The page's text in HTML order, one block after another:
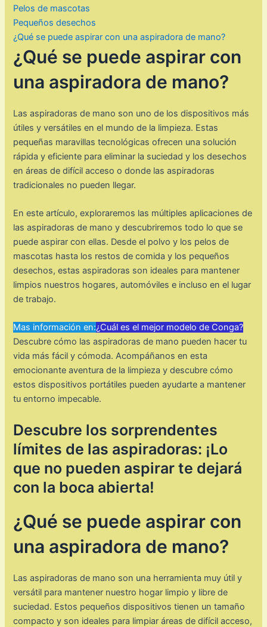
Pelos de mascotas
Pequeños desechos
¿Qué se puede aspirar con una aspiradora de mano?
¿Qué se puede aspirar con
una aspiradora de mano?
Las aspiradoras de mano son uno de los dispositivos más
útiles y versátiles en el mundo de la limpieza. Estas
pequeñas maravillas tecnológicas ofrecen una solución
rápida y eficiente para eliminar la suciedad y los desechos
en áreas de difícil acceso o donde las aspiradoras
tradicionales no pueden llegar.
En este artículo, exploraremos las múltiples aplicaciones de
las aspiradoras de mano y descubriremos todo lo que se
puede aspirar con ellas. Desde el polvo y los pelos de
mascotas hasta los restos de comida y los pequeños
desechos, estas aspiradoras son ideales para mantener
limpios nuestros hogares, automóviles e incluso en el lugar
de trabajo.
Mas información en:¿Cuál es el mejor modelo de Conga?
Descubre cómo las aspiradoras de mano pueden hacer tu
vida más fácil y cómoda. Acompáñanos en esta
emocionante aventura de la limpieza y descubre cómo
estos dispositivos portátiles pueden ayudarte a mantener
tu entorno impecable.
Descubre los sorprendentes
límites de las aspiradoras: ¡Lo
que no pueden aspirar te dejará
con la boca abierta!
¿Qué se puede aspirar con
una aspiradora de mano?
Las aspiradoras de mano son una herramienta muy útil y
versátil para mantener nuestro hogar limpio y libre de
suciedad. Estos pequeños dispositivos tienen un tamaño
compacto y son ideales para limpiar áreas de difícil acceso,